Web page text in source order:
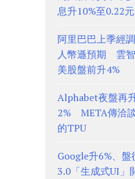
息升10%至0.22
阿里巴巴上季經
人幣遜預期 雲
美股盤前升4%
Alphabet夜盤再
2% META傳洽
的TPU
Google升6%、
3.0「生成式UI」